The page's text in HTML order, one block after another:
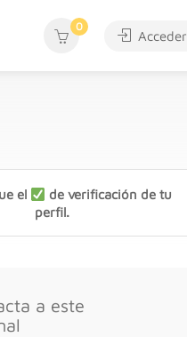
0
Acceder
el
de verificación de tu
perfil.
a este